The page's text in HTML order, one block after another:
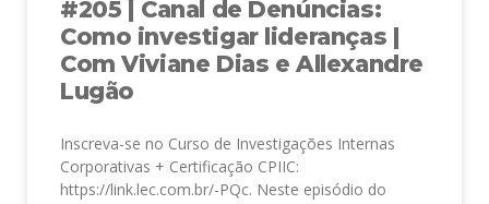
#205 | Canal de Denúncias:
Como investigar lideranças |
Com Viviane Dias e Allexandre
Lugão
Inscreva-se no Curso de Investigações Internas
Corporativas + Certificação CPIIC:
https://link.lec.com.br/-PQc. Neste episódio do